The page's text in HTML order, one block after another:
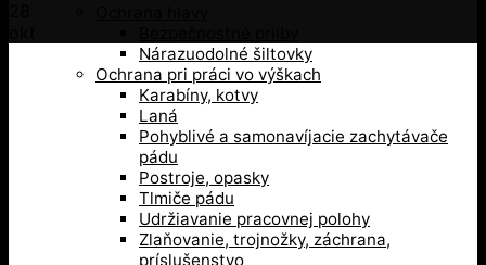
Nárazuodolné šiltovky
Ochrana pri práci vo výškach
Karabíny, kotvy
Laná
Pohyblivé a samonavíjacie zachytávače
pádu
Postroje, opasky
Tlmiče pádu
Udržiavanie pracovnej polohy
Zlaňovanie, trojnožky, záchrana,
príslušenstvo